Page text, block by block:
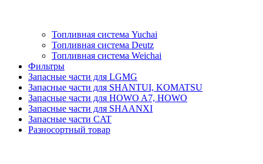
Топливная система Yuchai
Топливная система Deutz
Топливная система Weichai
Фильтры
Запасные части для LGMG
Запасные части для SHANTUI, KOMATSU
Запасные части для HOWO A7, HOWO
Запасные части для SHAANXI
Запасные части CAT
Разносортный товар